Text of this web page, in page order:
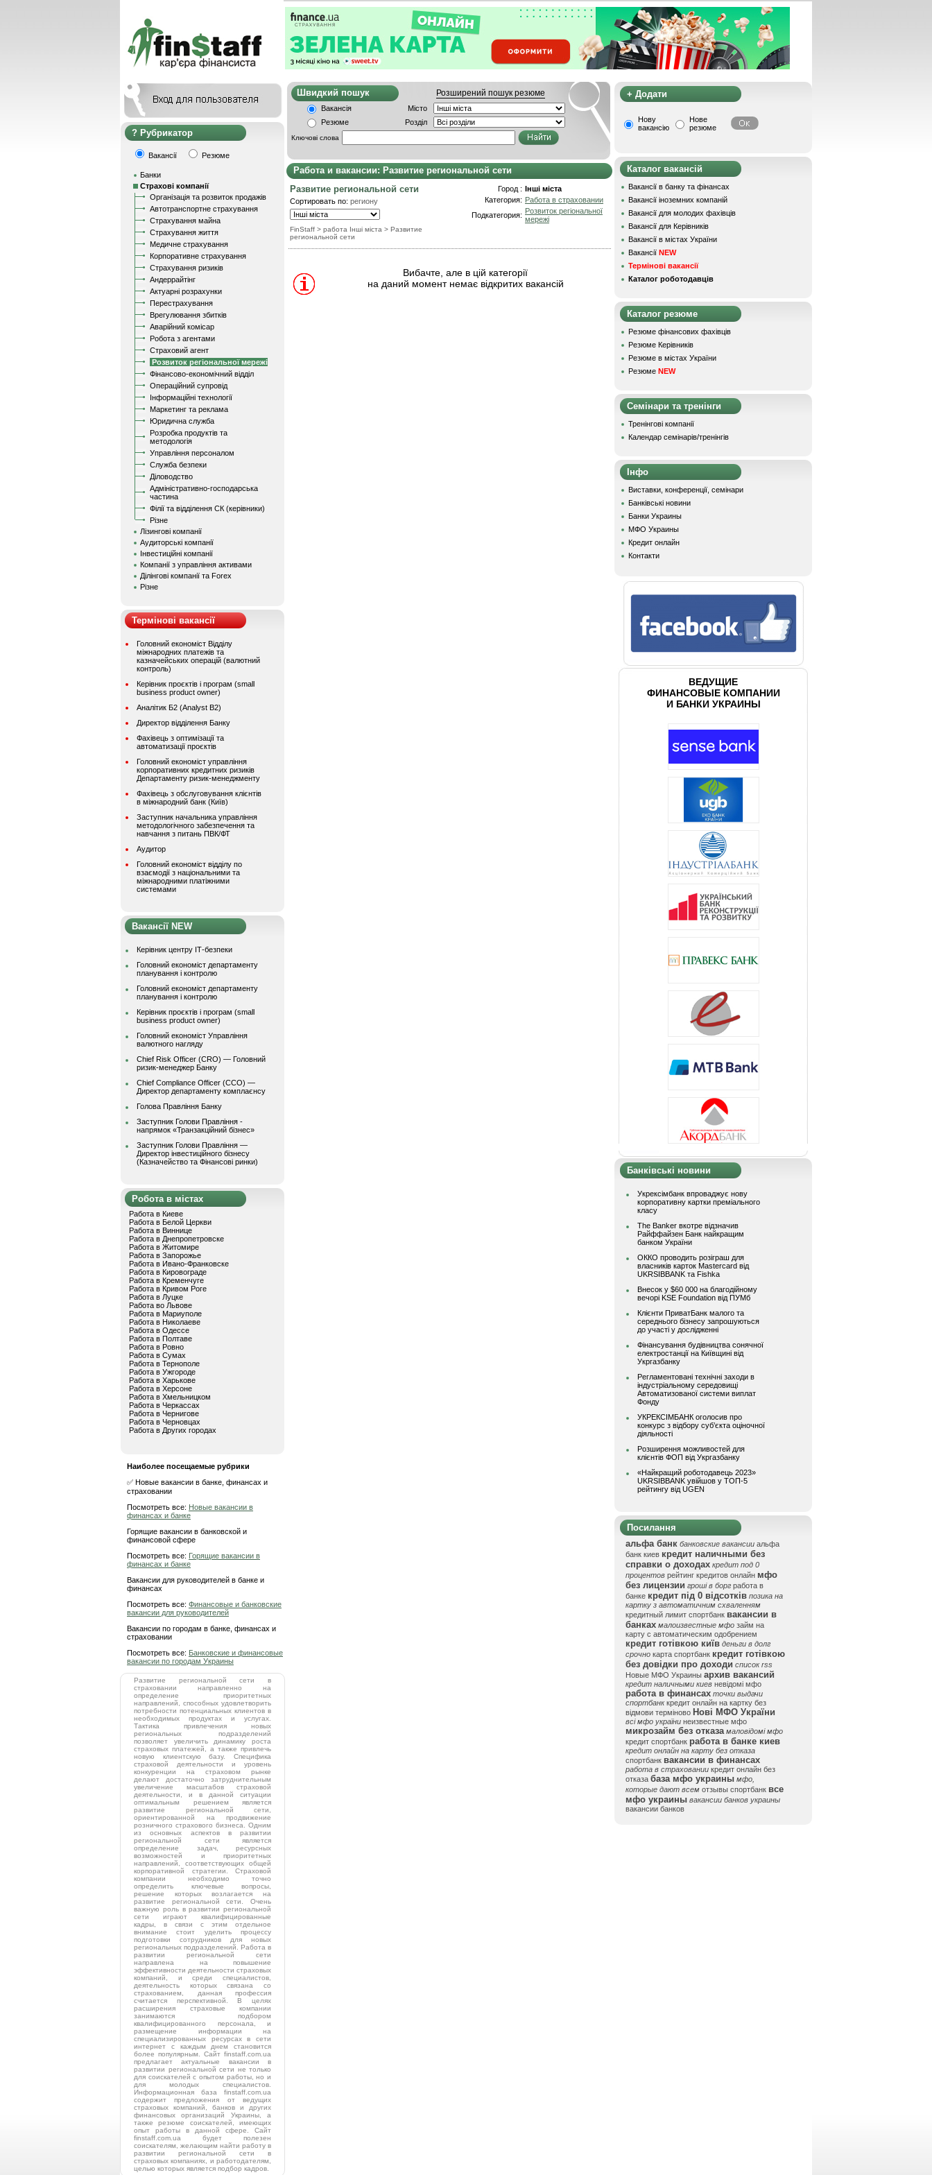
Рубрикатор
Вакансії Резюме
Банки
Страхові компанії
Організація та розвиток продажів
Автотранспортне страхування
Страхування майна
Страхування життя
Медичне страхування
Корпоративне страхування
Страхування ризиків
Андеррайтінг
Актуарні розрахунки
Перестрахування
Врегулювання збитків
Аварійний комісар
Робота з агентами
Страховий агент
Розвиток регіональної мережі
Фінансово-економічний відділ
Операційний супровід
Інформаційні технології
Маркетинг та реклама
Юридична служба
Розробка продуктів та
методологія
Управління персоналом
Служба безпеки
Діловодство
Адміністративно-господарська
частина
Філії та відділення СК (керівники)
Різне
Лізингові компанії
Аудиторські компанії
Інвестиційні компанії
Компанії з управління активами
Ділінгові компанії та Forex
Різне
Термінові вакансії
Головний економіст Відділу
міжнародних платежів та
казначейських операцій (валютний
контроль)
Керівник проєктів і програм (small
business product owner)
Аналітик Б2 (Analyst B2)
Директор відділення Банку
Фахівець з оптимізації та
автоматизації проєктів
Головний економіст управління
корпоративних кредитних ризиків
Департаменту ризик-менеджменту
Фахівець з обслуговування клієнтів
в міжнародний банк (Київ)
Заступник начальника управління
методологічного забезпечення та
навчання з питань ПВК/ФТ
Аудитор
Головний економіст відділу по
взаємодії з національними та
міжнародними платіжними
системами
Вакансії NEW
Керівник центру ІТ-безпеки
Головний економіст департаменту
планування і контролю
Головний економіст департаменту
планування і контролю
Керівник проєктів і програм (small
business product owner)
Головний економіст Управління
валютного нагляду
Chief Risk Officer (CRO) — Головний
ризик-менеджер Банку
Chief Compliance Officer (CCO) —
Директор департаменту комплаєнсу
Голова Правління Банку
Заступник Голови Правління -
напрямок «Транзакційний бізнес»
Заступник Голови Правління —
Директор інвестиційного бізнесу
(Казначейство та Фінансові ринки)
Робота в містах
Работа в Киеве
Работа в Белой Церкви
Работа в Виннице
Работа в Днепропетровске
Работа в Житомире
Работа в Запорожье
Работа в Ивано-Франковске
Работа в Кировограде
Работа в Кременчуге
Работа в Кривом Роге
Работа в Луцке
Работа во Львове
Работа в Мариуполе
Работа в Николаеве
Работа в Одессе
Работа в Полтаве
Работа в Ровно
Работа в Сумах
Работа в Тернополе
Работа в Ужгороде
Работа в Харькове
Работа в Херсоне
Работа в Хмельницком
Работа в Черкассах
Работа в Чернигове
Работа в Черновцах
Работа в Других городах
Наиболее посещаемые рубрики
✅ Новые вакансии в банке, финансах и
страховании
Посмотреть все: Новые вакансии в
финансах и банке
Горящие вакансии в банковской и
финансовой сфере
Посмотреть все: Горящие вакансии в
финансах и банке
Вакансии для руководителей в банке и
финансах
Посмотреть все: Финансовые и банковские
вакансии для руководителей
Вакансии по городам в банке, финансах и
страховании
Посмотреть все: Банковские и финансовые
вакансии по городам Украины
Развитие региональной сети в
страховании направленно на
определение приоритетных
направлений, способных удовлетворить
потребности потенциальных клиентов в
необходимых продуктах и услугах.
Тактика привлечения новых
региональных подразделений
позволяет увеличить динамику роста
страховых платежей, а также привлечь
новую клиентскую базу. Специфика
страховой деятельности и уровень
конкуренции на страховом рынке
делают достаточно затруднительным
увеличение масштабов страховой
деятельности, и в данной ситуации
оптимальным решением является
развитие региональной сети,
ориентированной на продвижение
розничного страхового бизнеса. Одним
из основных аспектов в развитии
региональной сети является
определение задач, ресурсных
возможностей и приоритетных
направлений, соответствующих общей
корпоративной стратегии. Страховой
компании необходимо точно
определить ключевые вопросы,
решение которых возлагается на
развитие региональной сети. Очень
важную роль в развитии региональной
сети играют квалифицированные
кадры, в связи с этим отдельное
внимание стоит уделить процессу
подготовки сотрудников для новых
региональных подразделений. Работа в
развитии региональной сети
направлена на повышение
эффективности деятельности страховых
компаний, и среди специалистов,
деятельность которых связана со
страхованием, данная профессия
считается перспективной. В целях
расширения страховые компании
занимаются подбором
квалифицированного персонала, и
размещение информации на
специализированных ресурсах в сети
интернет с каждым днем становится
более популярным. Сайт finstaff.com.ua
предлагает актуальные вакансии в
развитии региональной сети не только
для соискателей с опытом работы, но и
для молодых специалистов.
Информационная база finstaff.com.ua
содержит предложения от ведущих
страховых компаний, банков и других
финансовых организаций Украины, а
также резюме соискателей, имеющих
опыт работы в данной сфере. Сайт
finstaff.com.ua будет полезен
соискателям, желающим найти работу в
развитии региональной сети в
страховых компаниях, и работодателям,
целью которых является подбор кадров.
Швидкий пошук Розширений пошук резюме
Вакансія
Місто
Резюме
Розділ
Ключові слова
Работа и вакансии: Развитие региональной сети
Развитие региональной сети
Сортировать по: региону
FinStaff > работа Інші міста > Развитие
региональной сети
Город : Інші міста
Категория: Работа в страховании
Подкатегория: Розвиток регіональної
мережі
Вибачте, але в цій категорії
на даний момент немає відкритих вакансій
+ Додати
Нову
вакансію
Нове
резюме
Каталог вакансій
Вакансії в банку та фінансах
Вакансії іноземних компаній
Вакансії для молодих фахівців
Вакансії для Керівників
Вакансії в містах України
Вакансії NEW
Термінові вакансії
Каталог роботодавців
Каталог резюме
Резюме фінансових фахівців
Резюме Керівників
Резюме в містах України
Резюме NEW
Семінари та тренінги
Тренінгові компанії
Календар семінарів/тренінгів
Інфо
Виставки, конференції, семінари
Банківські новини
Банки Украины
МФО Украины
Кредит онлайн
Контакти
ВЕДУЩИЕ
ФИНАНСОВЫЕ КОМПАНИИ
И БАНКИ УКРАИНЫ
Банківські новини
Укрексімбанк впроваджує нову
корпоративну картки преміального
класу
The Banker вкотре відзначив
Райффайзен Банк найкращим
банком України
ОККО проводить розіграш для
власників карток Mastercard від
UKRSIBBANK та Fishka
Внесок у $60 000 на благодійному
вечорі KSE Foundation від ПУМб
Клієнти ПриватБанк малого та
середнього бізнесу запрошуються
до участі у дослідженні
Фінансування будівництва сонячної
електростанції на Київщині від
Укргазбанку
Регламентовані технічні заходи в
індустріальному середовищі
Автоматизованої системи виплат
Фонду
УКРЕКСІМБАНК оголосив про
конкурс з відбору суб’єкта оціночної
діяльності
Розширення можливостей для
клієнтів ФОП від Укргазбанку
«Найкращий роботодавець 2023»
UKRSIBBANK увійшов у ТОП-5
рейтингу від UGEN
Посилання
альфа банк банковские вакансии альфа
банк киев кредит наличными без
справки о доходах кредит под 0
процентов рейтинг кредитов онлайн мфо
без лицензии гроші в борг работа в
банке кредит під 0 відсотків позика на
картку з автоматичним схваленням
кредитный лимит спортбанк вакансии в
банках малоизвестные мфо займ на
карту с автоматическим одобрением
кредит готівкою київ деньги в долг
срочно карта спортбанк кредит готівкою
без довідки про доходи список rss
Новые МФО Украины архив вакансий
кредит наличными киев невідомі мфо
работа в финансах точки выдачи
спортбанк кредит онлайн на картку без
відмови терміново Нові МФО України
всі мфо україни неизвестные мфо
микрозайм без отказа маловідомі мфо
кредит спортбанк работа в банке киев
кредит онлайн на карту без отказа
спортбанк вакансии в финансах
работа в страховании кредит онлайн без
отказа база мфо украины мфо,
которые дают всем отзывы спортбанк все
мфо украины вакансии банков украины
вакансии банков